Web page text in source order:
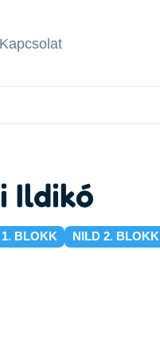
Kapcsolat
Ildikó
1. BLOKK NILD 2. BLOKK